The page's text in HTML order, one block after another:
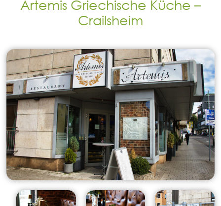
Artemis Griechische Küche –
Crailsheim